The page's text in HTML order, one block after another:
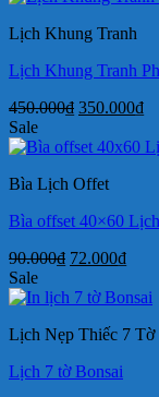
Lịch Khung Tranh
Lịch Khung Tranh
450.000₫ Giá
là:
350.000₫Giá
tại
Sale
Bìa Lịch Offet
Bìa offset 40×60
90.000₫ Giá
là:
72.000₫Giá
tại
Sale
Lịch Nẹp Thiếc 7 Tờ
Lịch 7 tờ Bonsai